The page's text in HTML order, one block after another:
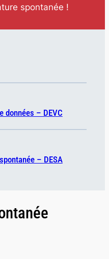
spontanée !
données – DEVC
– DESA